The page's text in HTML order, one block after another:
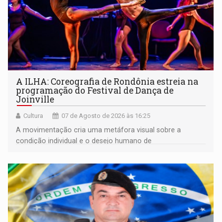
A ILHA: Coreografia de Rondônia estreia na
programação do Festival de Dança de
Joinville
Cultura 07 de Agosto de 2026 às 16:25
A movimentação cria uma metáfora visual sobre a
condição individual e o desejo humano de